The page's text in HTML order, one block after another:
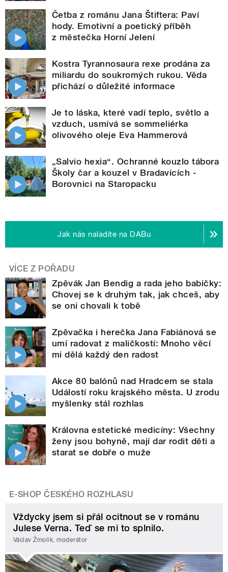
Četba z románu Jana Štiftera: Paví
hody. Emotivní a poetický příběh
z městečka Horní Jelení
Kostra Tyrannosaura rexe prodána za
miliardu do soukromých rukou. Věda
přichází o důležité informace
Je to láska, které vadí teplo, světlo a
vzduch, usmívá se sommeliérka
olivového oleje Eva Hammerová
„Salvio hexia“. Ochranné kouzlo tábora
Školy čar a kouzel v Bradavicích -
Borovnici na Staropacku
Jak nás naladíte na DABu
VÍCE Z POŘADU
Zpěvák Jan Bendig a rada jeho babičky:
Chovej se k druhým tak, jak chceš, aby
se oni chovali k tobě
Zpěvačka i herečka Jana Fabiánová se
umí radovat z maličkostí: Mnoho věcí
mi dělá každý den radost
Akce 80 balónů nad Hradcem se stala
Událostí roku krajského města. U zrodu
myšlenky stál rozhlas
Královna estetické medicíny: Všechny
ženy jsou bohyně, mají dar rodit děti a
starat se dobře o muže
E-SHOP ČESKÉHO ROZHLASU
Vždycky jsem si přál ocitnout se v románu
Julese Verna. Teď se mi to splnilo.
Václav Žmolík, moderátor